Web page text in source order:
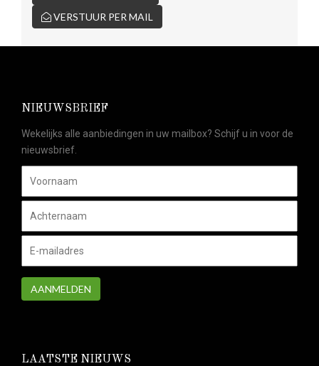
VERSTUUR PER MAIL
NIEUWSBRIEF
Wekelijks alle aanbiedingen in uw mailbox? Schijf u in voor de
nieuwsbrief.
AANMELDEN
LAATSTE NIEUWS